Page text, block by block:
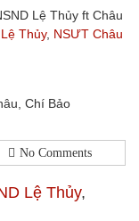
Lệ Thủy ft Châu
Thủy, NSƯT Châu
Chí Bảo
No Comments
Lệ Thủy,